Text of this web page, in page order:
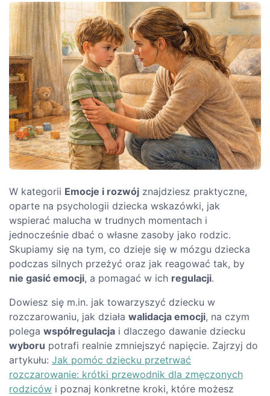
W kategorii Emocje i rozwój znajdziesz praktyczne,
oparte na psychologii dziecka wskazówki, jak
wspierać malucha w trudnych momentach i
jednocześnie dbać o własne zasoby jako rodzic.
Skupiamy się na tym, co dzieje się w mózgu dziecka
podczas silnych przeżyć oraz jak reagować tak, by
nie gasić emocji, a pomagać w ich regulacji.
Dowiesz się m.in. jak towarzyszyć dziecku w
rozczarowaniu, jak działa walidacja emocji, na czym
polega współregulacja i dlaczego dawanie dziecku
wyboru potrafi realnie zmniejszyć napięcie. Zajrzyj do
artykułu: Jak pomóc dziecku przetrwać
rozczarowanie: krótki przewodnik dla zmęczonych
rodziców i poznaj konkretne kroki, które możesz